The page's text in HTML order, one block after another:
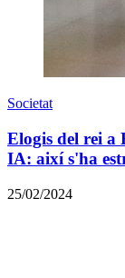
Societat
Elogis del rei a
IA: així s'ha
25/02/2024